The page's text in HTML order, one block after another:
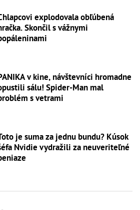
explodovala obľúbená
Skončil s vážnymi
v kine, návštevníci hromadne
sálu! Spider-Man mal
s vetrami
je suma za jednu bundu? Kúsok
Nvidie vydražili za neuveriteľné